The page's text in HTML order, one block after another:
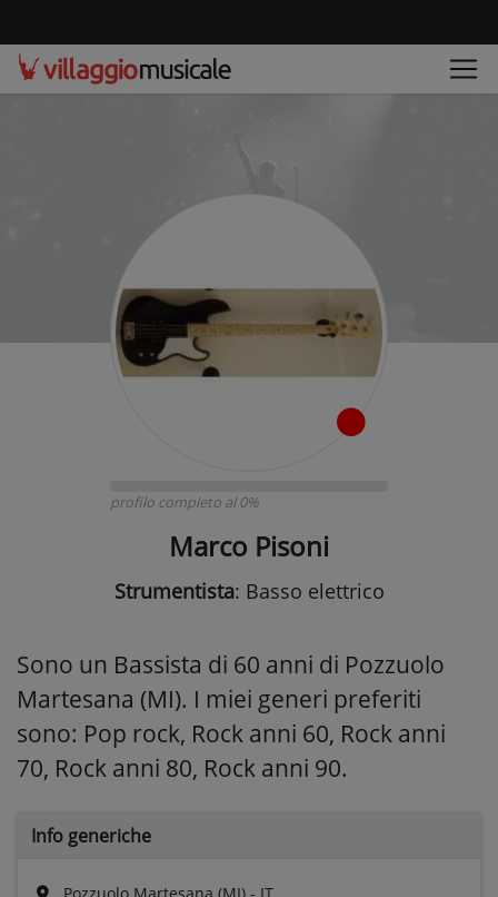
profilo completo al 0%
Marco Pisoni
Strumentista: Basso elettrico
Sono un Bassista di 60 anni di Pozzuolo
Martesana (MI). I miei generi preferiti
sono: Pop rock, Rock anni 60, Rock anni
70, Rock anni 80, Rock anni 90.
Info generiche
Pozzuolo Martesana (MI) - IT